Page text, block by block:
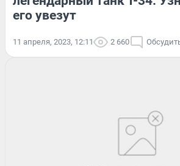
его увезут
11 апреля, 2023, 12:11 2 660